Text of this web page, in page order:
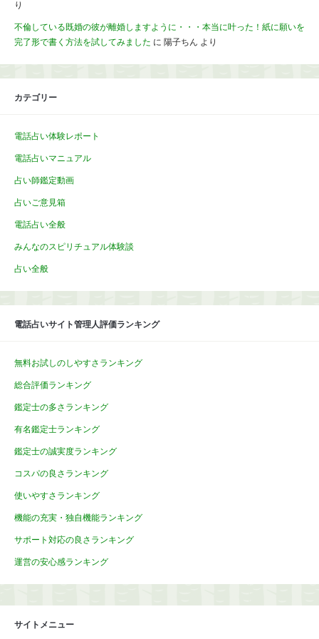
り
不倫している既婚の彼が離婚しますように・・・本当に叶った！紙に願いを
完了形で書く方法を試してみました に 陽子ちん より
カテゴリー
電話占い体験レポート
電話占いマニュアル
占い師鑑定動画
占いご意見箱
電話占い全般
みんなのスピリチュアル体験談
占い全般
電話占いサイト管理人評価ランキング
無料お試しのしやすさランキング
総合評価ランキング
鑑定士の多さランキング
有名鑑定士ランキング
鑑定士の誠実度ランキング
コスパの良さランキング
使いやすさランキング
機能の充実・独自機能ランキング
サポート対応の良さランキング
運営の安心感ランキング
サイトメニュー